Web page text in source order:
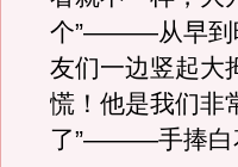
个”———从早到
友们一边竖起大
慌！他是我们非
了”———手捧白